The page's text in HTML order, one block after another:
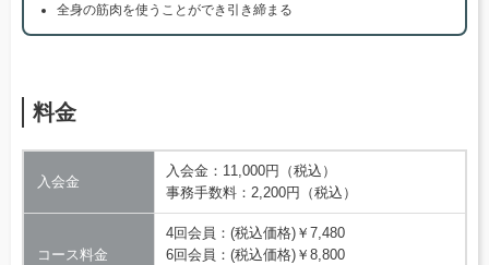
全身の筋肉を使うことができ引き締まる
料金
入会金
入会金：11,000円（税込）
事務手数料：2,200円（税込）
コース料金
4回会員：(税込価格)￥7,480
6回会員：(税込価格)￥8,800